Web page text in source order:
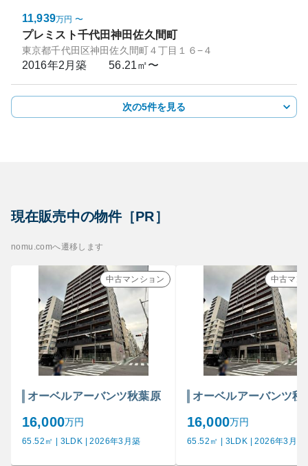
11,939万円 〜
プレミスト千代田神田佐久間町
東京都千代田区神田佐久間町４丁目１６−４
2016年2月築 56.21㎡〜
次の5件を見る
現在販売中の物件［PR］
nomu.comへ遷移します
中古マンション
オーベルアーバンツ秋葉原
16,000万円
65.52㎡ | 3LDK | 2026年3月築
中古マン
オーベルアーバンツ秋
16,000万円
65.52㎡ | 3LDK | 2026年3月築